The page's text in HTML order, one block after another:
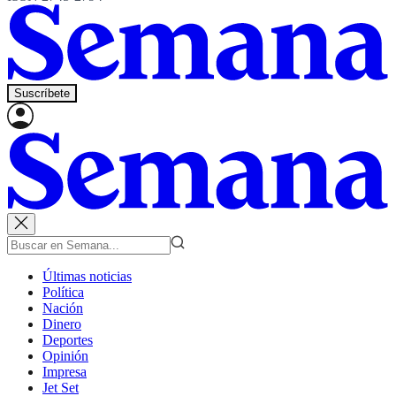
Suscríbete
Últimas noticias
Política
Nación
Dinero
Deportes
Opinión
Impresa
Jet Set